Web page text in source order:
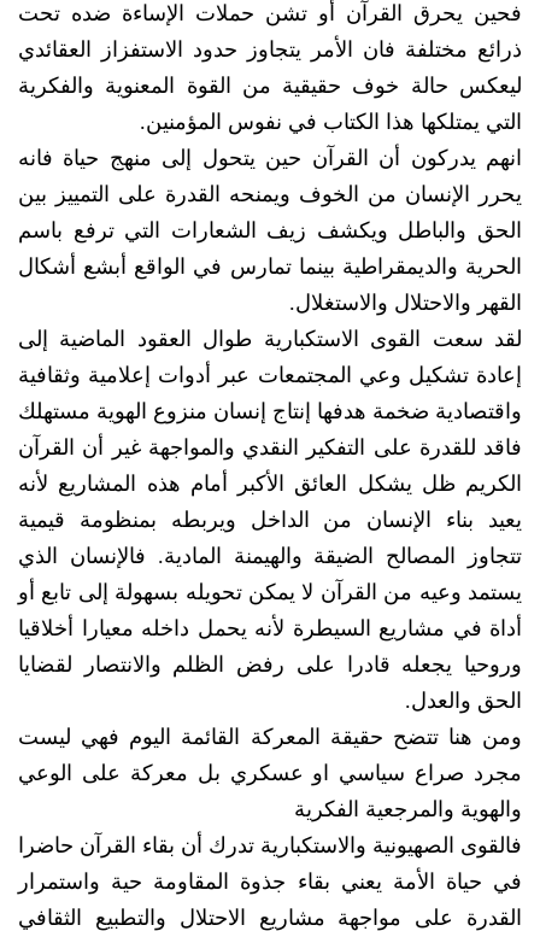
فحين يحرق القرآن أو تشن حملات الإساءة ضده تحت
ذرائع مختلفة فان الأمر يتجاوز حدود الاستفزاز العقائدي
ليعكس حالة خوف حقيقية من القوة المعنوية والفكرية
التي يمتلكها هذا الكتاب في نفوس المؤمنين.
انهم يدركون أن القرآن حين يتحول إلى منهج حياة فانه
يحرر الإنسان من الخوف ويمنحه القدرة على التمييز بين
الحق والباطل ويكشف زيف الشعارات التي ترفع باسم
الحرية والديمقراطية بينما تمارس في الواقع أبشع أشكال
القهر والاحتلال والاستغلال.
لقد سعت القوى الاستكبارية طوال العقود الماضية إلى
إعادة تشكيل وعي المجتمعات عبر أدوات إعلامية وثقافية
واقتصادية ضخمة هدفها إنتاج إنسان منزوع الهوية مستهلك
فاقد للقدرة على التفكير النقدي والمواجهة غير أن القرآن
الكريم ظل يشكل العائق الأكبر أمام هذه المشاريع لأنه
يعيد بناء الإنسان من الداخل ويربطه بمنظومة قيمية
تتجاوز المصالح الضيقة والهيمنة المادية. فالإنسان الذي
يستمد وعيه من القرآن لا يمكن تحويله بسهولة إلى تابع أو
أداة في مشاريع السيطرة لأنه يحمل داخله معيارا أخلاقيا
وروحيا يجعله قادرا على رفض الظلم والانتصار لقضايا
الحق والعدل.
ومن هنا تتضح حقيقة المعركة القائمة اليوم فهي ليست
مجرد صراع سياسي او عسكري بل معركة على الوعي
والهوية والمرجعية الفكرية
فالقوى الصهيونية والاستكبارية تدرك أن بقاء القرآن حاضرا
في حياة الأمة يعني بقاء جذوة المقاومة حية واستمرار
القدرة على مواجهة مشاريع الاحتلال والتطبيع الثقافي